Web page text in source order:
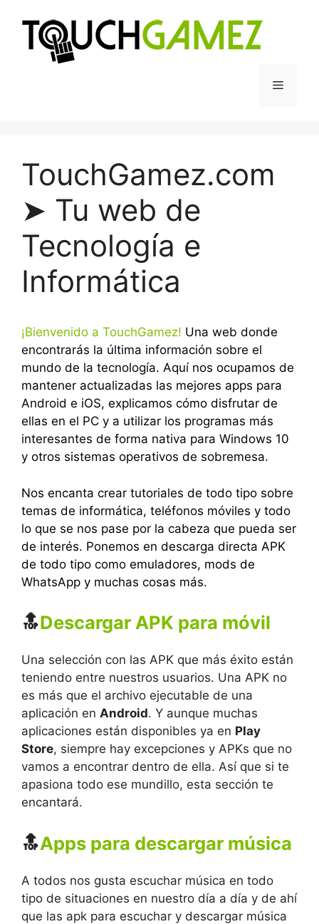
contenido
Menú
TouchGamez.com
➤ Tu web de
Tecnología e
Informática
¡Bienvenido a TouchGamez! Una web donde
encontrarás la última información sobre el
mundo de la tecnología. Aquí nos ocupamos de
mantener actualizadas las mejores apps para
Android e iOS, explicamos cómo disfrutar de
ellas en el PC y a utilizar los programas más
interesantes de forma nativa para Windows 10
y otros sistemas operativos de sobremesa.
Nos encanta crear tutoriales de todo tipo sobre
temas de informática, teléfonos móviles y todo
lo que se nos pase por la cabeza que pueda ser
de interés. Ponemos en descarga directa APK
de todo tipo como emuladores, mods de
WhatsApp y muchas cosas más.
🔝Descargar APK para móvil
Una selección con las APK que más éxito están
teniendo entre nuestros usuarios. Una APK no
es más que el archivo ejecutable de una
aplicación en Android. Y aunque muchas
aplicaciones están disponibles ya en Play
Store, siempre hay excepciones y APKs que no
vamos a encontrar dentro de ella. Así que si te
apasiona todo ese mundillo, esta sección te
encantará.
🔝Apps para descargar música
A todos nos gusta escuchar música en todo
tipo de situaciones en nuestro día a día y de ahí
que las apk para escuchar y descargar música